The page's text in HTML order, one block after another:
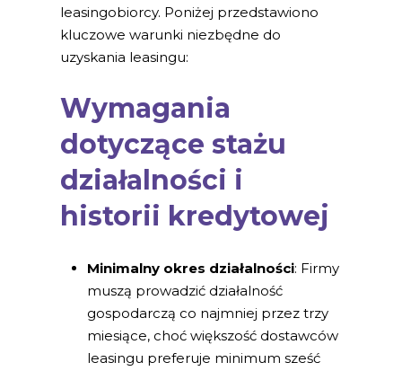
leasingobiorcy. Poniżej przedstawiono
kluczowe warunki niezbędne do
uzyskania leasingu:
Wymagania
dotyczące stażu
działalności i
historii kredytowej
Minimalny okres działalności: Firmy
muszą prowadzić działalność
gospodarczą co najmniej przez trzy
miesiące, choć większość dostawców
leasingu preferuje minimum sześć